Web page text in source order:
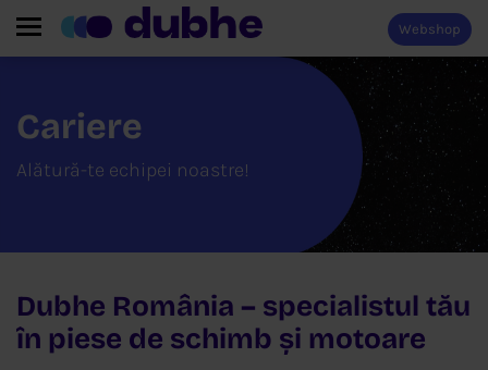
Webshop
Cariere
Alătură-te echipei noastre!
Dubhe România – specialistul tău
în piese de schimb și motoare